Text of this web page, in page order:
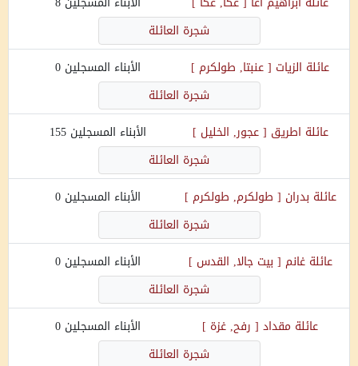
شجرة العائلة
عائلة الزيات [عنبتا, طولكرم ] الأبناء المسجلين 0
شجرة العائلة
عائلة اطريق [ عجور, الخليل ] الأبناء المسجلين 155
شجرة العائلة
عائلة بدران [ طولكرم, طولكرم ] الأبناء المسجلين 0
شجرة العائلة
عائلةغانم [ بيت جالا, القدس ] الأبناء المسجلين 0
شجرة العائلة
عائلة مقداد [ رفح, غزة ] الأبناء المسجلين 0
شجرة العائلة